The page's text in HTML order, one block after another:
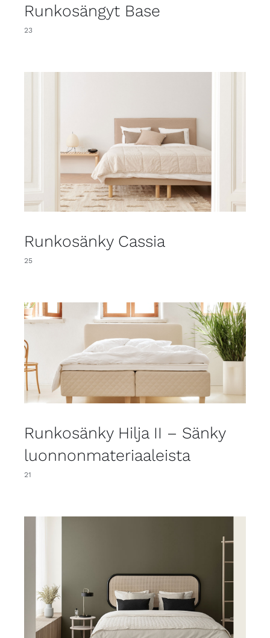
Runkosängyt Base
23
Runkosänky Cassia
25
Runkosänky Hilja II – Sänky
luonnonmateriaaleista
21